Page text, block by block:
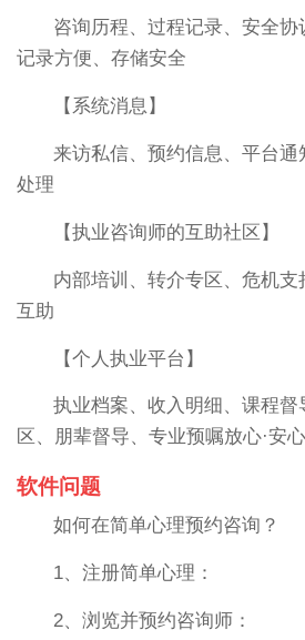
咨询历程、过程记录、安全协
记录方便、存储安全
【系统消息】
来访私信、预约信息、平台通
处理
【执业咨询师的互助社区】
内部培训、转介专区、危机
互助
【个人执业平台】
执业档案、收入明细、课程
区、朋辈督导、专业预嘱放心·安
软件问题
如何在简单心理预约咨询？
1、注册简单心理：
2、浏览并预约咨询师：